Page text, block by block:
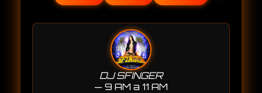
DJ SFINGER
— 9 AM a 11 AM